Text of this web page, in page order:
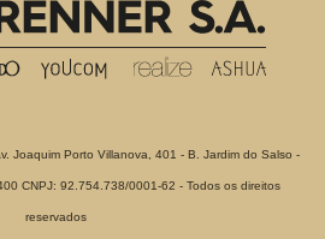
Joaquim Porto Villanova, 401 - B. Jardim do Salso -
CNPJ: 92.754.738/0001-62 - Todos os direitos
reservados